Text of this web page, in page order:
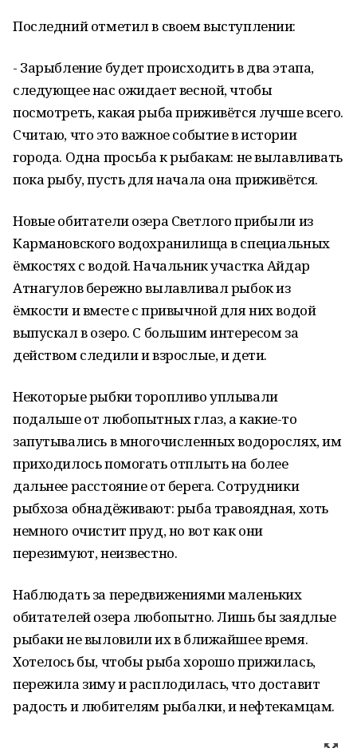
Последний отметил в своем выступлении:
- Зарыбление будет происходить в два этапа,
следующее нас ожидает весной, чтобы
посмотреть, какая рыба приживётся лучше всего.
Считаю, что это важное событие в истории
города. Одна просьба к рыбакам: не вылавливать
пока рыбу, пусть для начала она приживётся.
Новые обитатели озера Светлого прибыли из
Кармановского водохранилища в специальных
ёмкостях с водой. Начальник участка Айдар
Атнагулов бережно вылавливал рыбок из
ёмкости и вместе с привычной для них водой
выпускал в озеро. С большим интересом за
действом следили и взрослые, и дети.
Некоторые рыбки торопливо уплывали
подальше от любопытных глаз, а какие-то
запутывались в многочисленных водорослях, им
приходилось помогать отплыть на более
дальнее расстояние от берега. Сотрудники
рыбхоза обнадёживают: рыба травоядная, хоть
немного очистит пруд, но вот как они
перезимуют, неизвестно.
Наблюдать за передвижениями маленьких
обитателей озера любопытно. Лишь бы заядлые
рыбаки не выловили их в ближайшее время.
Хотелось бы, чтобы рыба хорошо прижилась,
пережила зиму и расплодилась, что доставит
радость и любителям рыбалки, и нефтекамцам.